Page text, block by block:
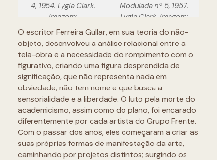
4, 1954. Lygia Clark.
Imagem:
Lygiaclark.org.br
Modulada nº 5, 1957.
Lygia Clark. Imagem:
Lygiaclark.org.br
O escritor Ferreira Gullar, em sua teoria do não-
objeto, desenvolveu a análise relacional entre a
tela-obra e a necessidade do rompimento com o
figurativo, criando uma figura desprendida de
significação, que não representa nada em
obviedade, não tem nome e que busca a
sensorialidade e a liberdade. O luto pela morte do
academicismo, assim como do plano, foi encarado
diferentemente por cada artista do Grupo Frente.
Com o passar dos anos, eles começaram a criar as
suas próprias formas de manifestação da arte,
caminhando por projetos distintos; surgindo os